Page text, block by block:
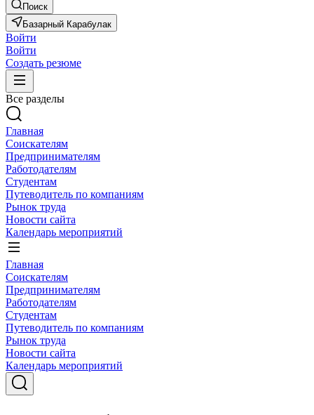
Поиск
Базарный Карабулак
Войти
Войти
Создать резюме
Все разделы
Главная
Соискателям
Предпринимателям
Работодателям
Студентам
Путеводитель по компаниям
Рынок труда
Новости сайта
Календарь мероприятий
Главная
Соискателям
Предпринимателям
Работодателям
Студентам
Путеводитель по компаниям
Рынок труда
Новости сайта
Календарь мероприятий